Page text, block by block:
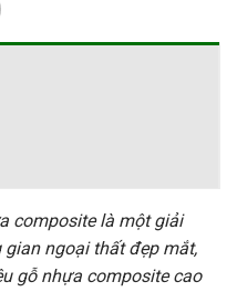
composite là một giải
ngoại thất đẹp mắt,
gỗ nhựa composite cao